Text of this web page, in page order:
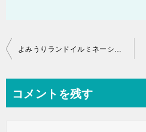
投
ビ
よみうりランドイルミネーションの混雑や渋滞、駐車場の混み具合
コメントを残す